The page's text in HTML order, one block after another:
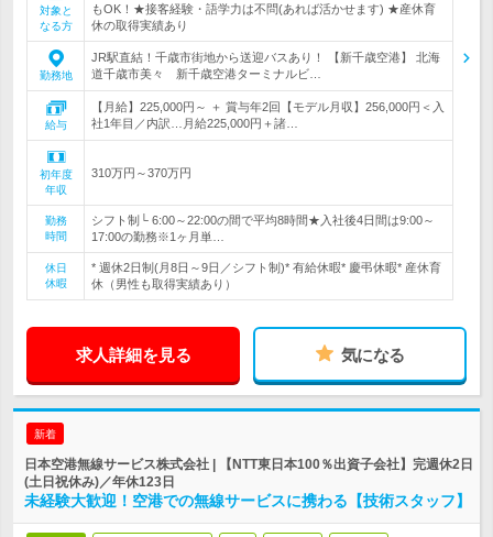
対象と
なる方
もOK！★接客経験・語学力は不問(あれば活かせます) ★産休育
休の取得実績あり
勤務地
JR駅直結！千歳市街地から送迎バスあり！ 【新千歳空港】 北海
道千歳市美々 新千歳空港ターミナルビ…
給与
【月給】225,000円～ ＋ 賞与年2回【モデル月収】256,000円＜入
社1年目／内訳…月給225,000円＋諸…
初年度
年収
310万円～370万円
勤務
時間
シフト制└ 6:00～22:00の間で平均8時間★入社後4日間は9:00～
17:00の勤務※1ヶ月単…
休日
休暇
* 週休2日制(月8日～9日／シフト制)* 有給休暇* 慶弔休暇* 産休育
休（男性も取得実績あり）
求人詳細を見る 気になる
新着
日本空港無線サービス株式会社 | 【NTT東日本100％出資子会社】完週休2日
(土日祝休み)／年休123日
未経験大歓迎！空港での無線サービスに携わる【技術スタッフ】